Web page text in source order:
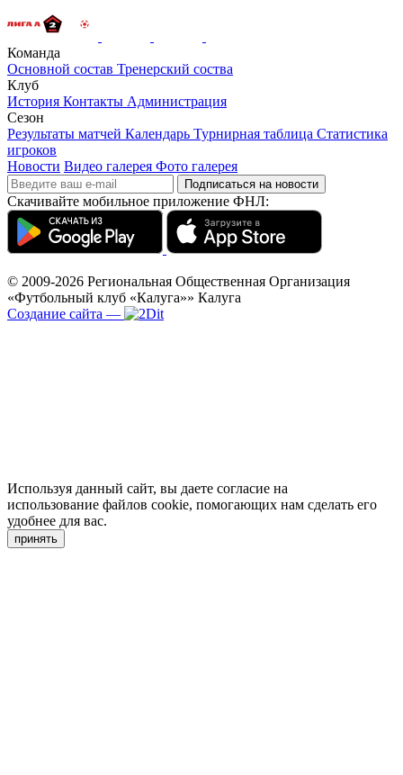
Команда
Основной состав Тренерский соства
Клуб
История Контакты Администрация
Сезон
Результаты матчей Календарь Турнирная таблица Статистика
игроков
Новости Видео галерея Фото галерея
Подписаться на новости
Скачивайте мобильное приложение ФНЛ:
© 2009-2026 Региональная Общественная Организация
«Футбольный клуб «Калуга»» Калуга
Создание сайта —
Используя данный сайт, вы даете согласие на
использование файлов cookie, помогающих нам сделать его
удобнее для вас.
принять